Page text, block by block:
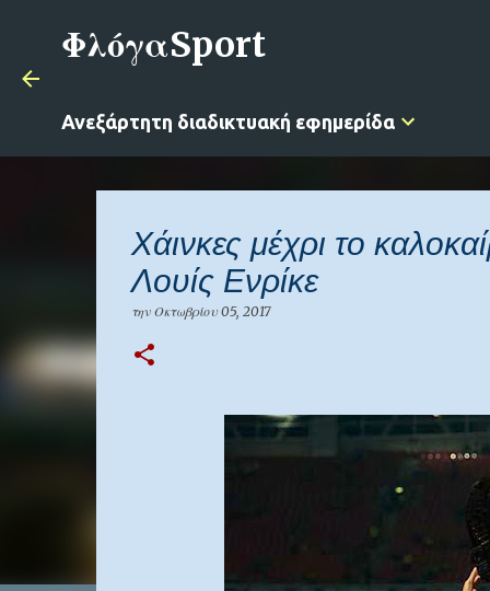
ΦλόγαSport
Ανεξάρτητη διαδικτυακή εφημερίδα
Χάινκες μέχρι το
Λουίς Ενρίκε
την Οκτωβρίου 05, 2017